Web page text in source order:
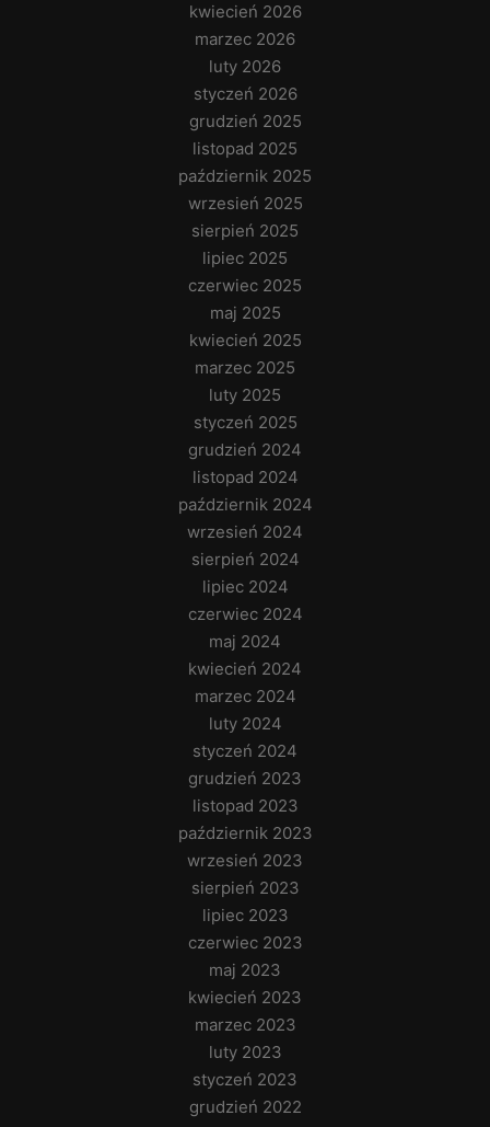
kwiecień 2026
marzec 2026
luty 2026
styczeń 2026
grudzień 2025
listopad 2025
październik 2025
wrzesień 2025
sierpień 2025
lipiec 2025
czerwiec 2025
maj 2025
kwiecień 2025
marzec 2025
luty 2025
styczeń 2025
grudzień 2024
listopad 2024
październik 2024
wrzesień 2024
sierpień 2024
lipiec 2024
czerwiec 2024
maj 2024
kwiecień 2024
marzec 2024
luty 2024
styczeń 2024
grudzień 2023
listopad 2023
październik 2023
wrzesień 2023
sierpień 2023
lipiec 2023
czerwiec 2023
maj 2023
kwiecień 2023
marzec 2023
luty 2023
styczeń 2023
grudzień 2022